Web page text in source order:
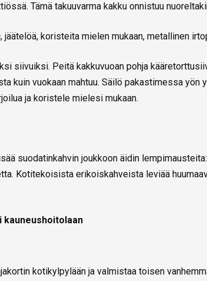
Tämä takuuvarma kakku onnistuu
koristeita mielen mukaan, metallinen
siivuiksi. Peitä kakkuvuoan pohja
kuin vuokaan mahtuu. Säilö pakastimessa yön
ja koristele mielesi mukaan.
suodatinkahvin joukkoon äidin
Kotitekoisista erikoiskahveista leviää
kauneushoitolaan
kotikylpylään ja valmistaa toisen